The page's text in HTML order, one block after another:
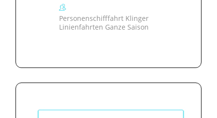
Personenschifffahrt Klinger
Linienfahrten Ganze Saison